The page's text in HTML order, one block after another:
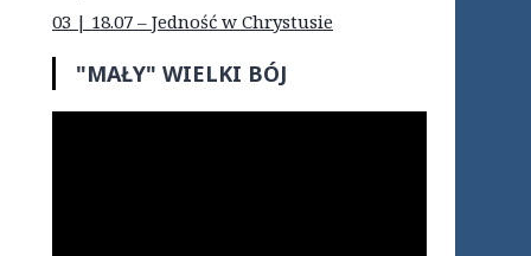
03 | 18.07 – Jedność w Chrystusie
"MAŁY" WIELKI BÓJ